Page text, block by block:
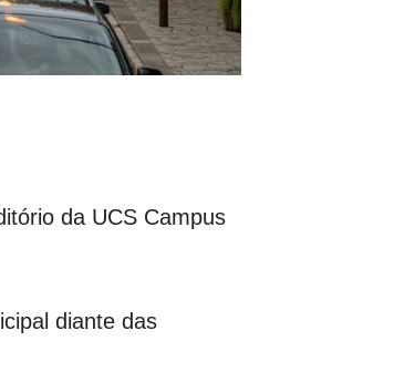
da UCS Campus
diante das